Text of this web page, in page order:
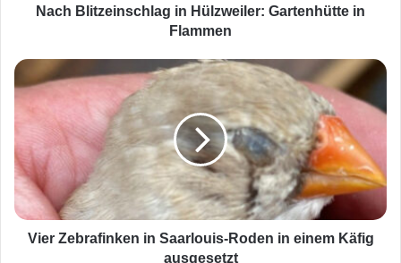
s
c
l
g
i
n
H
Nach Blitzeinschlag in Hülzweiler: Gartenhütte in
Flammen
V
i
r
Z
e
b
a
Vier Zebrafinken in Saarlouis-Roden in einem Käfig
ausgesetzt